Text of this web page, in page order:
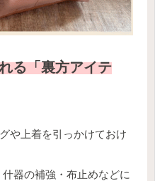
る「裏方アイテ
や上着を引っかけておけ
器の補強・布止めなどに